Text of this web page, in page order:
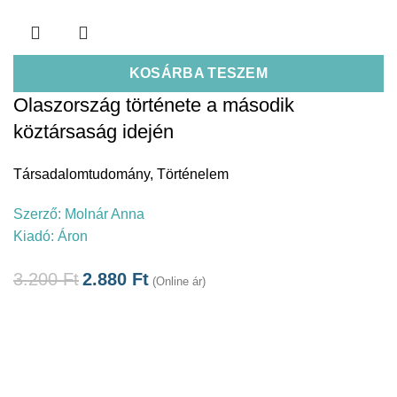
KOSÁRBA TESZEM
Olaszország története a második
köztársaság idején
Társadalomtudomány, Történelem
Szerző: Molnár Anna
Kiadó: Áron
3.200Ft2.880 Ft (Online ár)